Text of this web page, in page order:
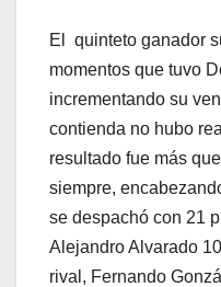
El quinteto ganador
momentos que tuvo
incrementando su
contienda no hubo
resultado fue más
siempre,
se despachó con 21
Alejandro Alvarado
rival, Fernando